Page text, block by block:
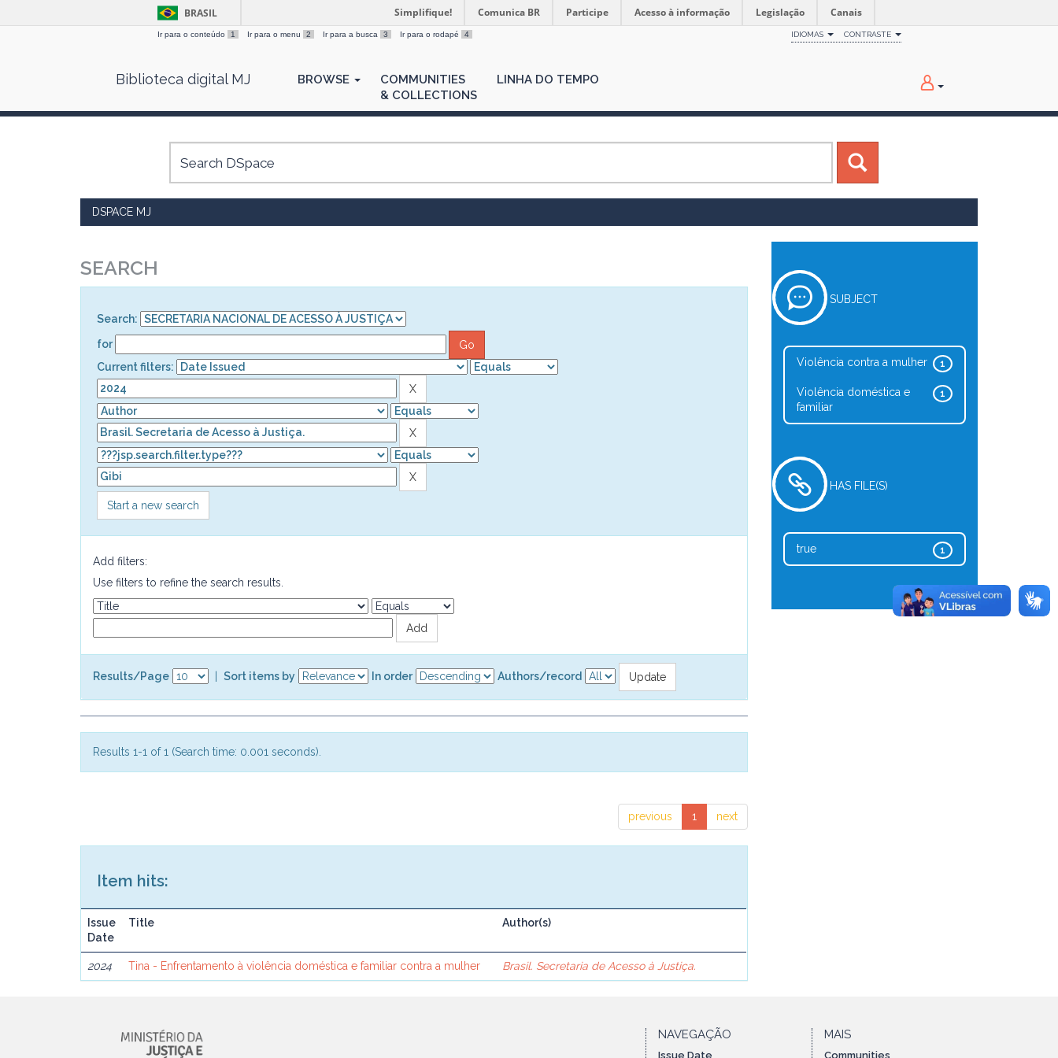
BRASIL Simplifique! Comunica BR Participe Acesso à informação Legislação Canais
Ir para o conteúdo 1 Ir para o menu 2 Ir para a busca 3 Ir para o rodapé 4 IDIOMAS CONTRASTE
Biblioteca digital MJ BROWSE
COMMUNITIES
& COLLECTIONS
LINHA DO TEMPO
DSPACE MJ
SEARCH
Search:
for
Current filters:
Start a new search
Add filters:
Use filters to refine the search results.
Results/Page Sort items by In order Authors/record
Results 1-1 of 1 (Search time: 0.001 seconds).
previous 1 next
Item hits:
Issue
Date
Title Author(s)
2024 Tina - Enfrentamento à violência doméstica e familiar contra a mulher Brasil. Secretaria de Acesso à Justiça.
SUBJECT
1
Violência contra a mulher
1
Violência doméstica e
familiar
HAS FILE(S)
1
true
NAVEGAÇÃO
Issue Date
MAIS
Communities